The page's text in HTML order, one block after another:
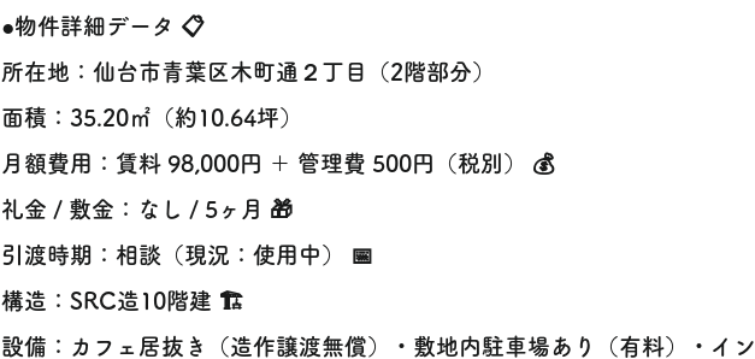
●物件詳細データ 📋
所在地：仙台市青葉区木町通２丁目（2階部分）
面積：35.20㎡（約10.64坪）
月額費用：賃料 98,000円 ＋ 管理費 500円（税別） 💰
礼金 / 敷金：なし / 5ヶ月 🎁
引渡時期：相談（現況：使用中） 📅
構造：SRC造10階建 🏗️
設備：カフェ居抜き（造作譲渡無償）・敷地内駐車場あり（有料）・イン